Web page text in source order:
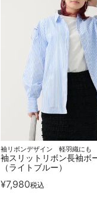
袖リボンデザイン 軽羽織にも
袖スリットリボン長袖ボ
（ライトブルー）
¥7,980税込